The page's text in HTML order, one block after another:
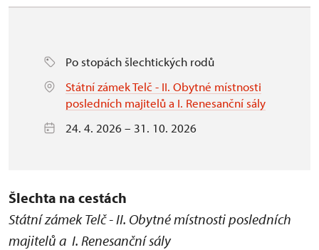
Po stopách šlechtických rodů
Státní zámek Telč - II. Obytné místnosti
posledních majitelů a I. Renesanční sály
24. 4. 2026 – 31. 10. 2026
Šlechta na cestách
Státní zámek Telč - II. Obytné místnosti posledních
majitelů a I. Renesanční sály